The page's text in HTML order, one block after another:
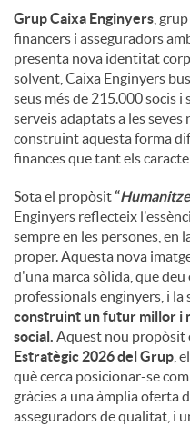
Grup Caixa Enginyers ,
financers i asseguradors
presenta nova identitat
solvent, Caixa Enginyers
seus més de 215.000 socis
serveis adaptats a les
construint aquesta forma
finances que tant els
Sota el propòsit“
Enginyers reflecteix
sempre en les persones, en
proper. Aquesta nova
d'una marca sòlida, que deu
professionals enginyers, i la
construint un futur millor i
social. Aquest nou propòsit
Estratègic 2026 del Grup ,
què cerca posicionar-se
gràcies a una àmplia oferta
asseguradors de qualitat, i